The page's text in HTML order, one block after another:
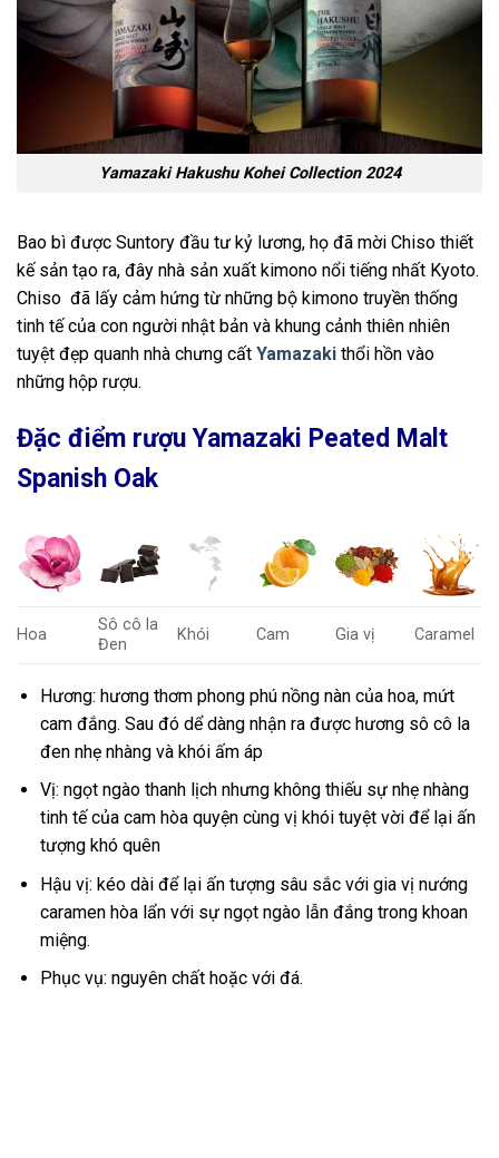
Yamazaki Hakushu Kohei Collection 2024
Bao bì được Suntory đầu tư kỷ lương, họ đã mời Chiso thiết
kế sản tạo ra, đây nhà sản xuất kimono nổi tiếng nhất Kyoto.
Chiso đã lấy cảm hứng từ những bộ kimono truyền thống
tinh tế của con người nhật bản và khung cảnh thiên nhiên
tuyệt đẹp quanh nhà chưng cất Yamazaki thổi hồn vào
những hộp rượu.
Đặc điểm rượu Yamazaki Peated Malt
Spanish Oak
Hoa
Sô cô la
Đen
Khói Cam Gia vị Caramel
Hương: hương thơm phong phú nồng nàn của hoa, mứt
cam đắng. Sau đó dể dàng nhận ra được hương sô cô la
đen nhẹ nhàng và khói ấm áp
Vị: ngọt ngào thanh lịch nhưng không thiếu sự nhẹ nhàng
tinh tế của cam hòa quyện cùng vị khói tuyệt vời để lại ấn
tượng khó quên
Hậu vị: kéo dài để lại ấn tượng sâu sắc với gia vị nướng
caramen hòa lẩn với sự ngọt ngào lẫn đắng trong khoan
miệng.
Phục vụ: nguyên chất hoặc với đá.